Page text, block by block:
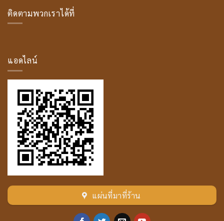
พระ
ติดตามพวกเราได้ที่
แอดไลน์
แผ่นที่มาที่ร้าน